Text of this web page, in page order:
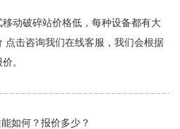
移动破碎站价格低，每种设备都有大
点击咨询我们在线客服，我们会根据
。
如何？报价多少？